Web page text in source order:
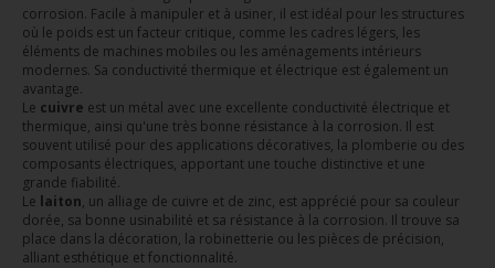
corrosion. Facile à manipuler et à usiner, il est idéal pour les structures
où le poids est un facteur critique, comme les cadres légers, les
éléments de machines mobiles ou les aménagements intérieurs
modernes. Sa conductivité thermique et électrique est également un
avantage.
Le cuivre est un métal avec une excellente conductivité électrique et
thermique, ainsi qu'une très bonne résistance à la corrosion. Il est
souvent utilisé pour des applications décoratives, la plomberie ou des
composants électriques, apportant une touche distinctive et une
grande fiabilité.
Le laiton, un alliage de cuivre et de zinc, est apprécié pour sa couleur
dorée, sa bonne usinabilité et sa résistance à la corrosion. Il trouve sa
place dans la décoration, la robinetterie ou les pièces de précision,
alliant esthétique et fonctionnalité.